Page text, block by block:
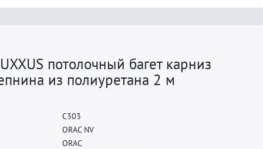
потолочный багет карниз
из полиуретана 2 м
C303
ORAC NV
ORAC